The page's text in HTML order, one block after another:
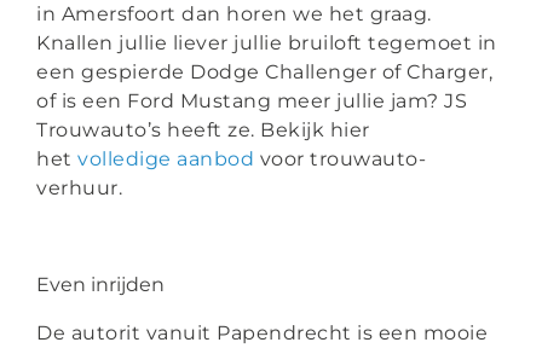
in Amersfoort dan horen we het graag.
Knallen jullie liever jullie bruiloft tegemoet in
een gespierde Dodge Challenger of Charger,
of is een Ford Mustang meer jullie jam? JS
Trouwauto’s heeft ze. Bekijk hier
het volledige aanbod voor trouwauto-
verhuur.
Even inrijden
De autorit vanuit Papendrecht is een mooie